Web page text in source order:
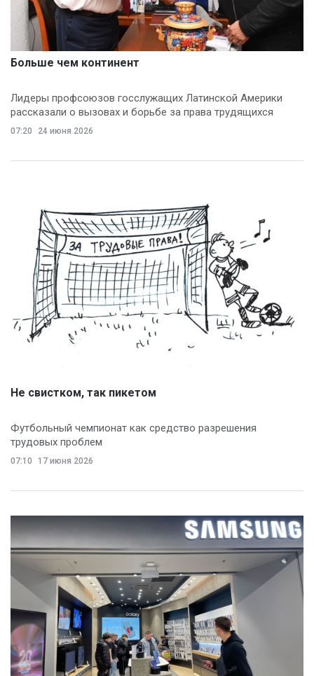
Больше чем континент
Лидеры профсоюзов госслужащих Латинской Америки
рассказали о вызовах и борьбе за права трудящихся
07:20 24 июня 2026
Не свистком, так пикетом
Футбольный чемпионат как средство разрешения
трудовых проблем
07:10 17 июня 2026